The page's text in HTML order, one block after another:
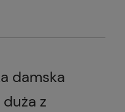
damska
z